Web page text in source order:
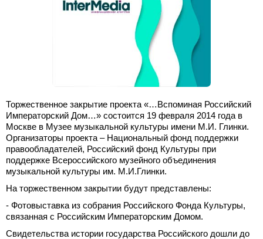
Торжественное закрытие проекта «…Вспоминая Российский
Императорский Дом…» состоится 19 февраля 2014 года в
Москве в Музее музыкальной культуры имени М.И. Глинки.
Организаторы проекта – Национальный фонд поддержки
правообладателей, Российский фонд Культуры при
поддержке Всероссийского музейного объединения
музыкальной культуры им. М.И.Глинки.
На торжественном закрытии будут представлены:
- Фотовыставка из собрания Российского Фонда Культуры,
связанная с Российским Императорским Домом.
Свидетельства истории государства Российского дошли до